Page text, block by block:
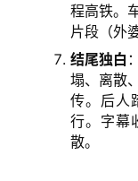
程高铁。
片段（外
结尾独白
塌、离散
传。后人
行。字幕
散。